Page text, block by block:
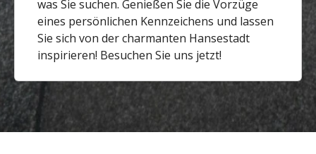
was Sie suchen. Genießen Sie die Vorzüge
eines persönlichen Kennzeichens und lassen
Sie sich von der charmanten Hansestadt
inspirieren! Besuchen Sie uns jetzt!